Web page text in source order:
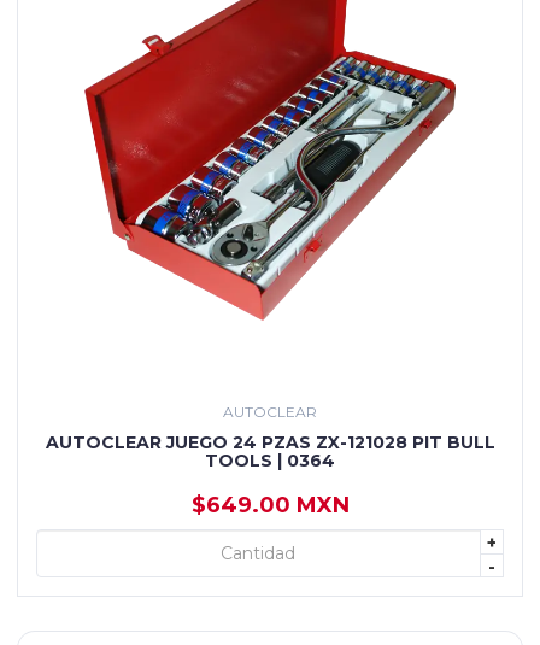
AUTOCLEAR
AUTOCLEAR JUEGO 24 PZAS ZX-121028 PIT BULL
TOOLS | 0364
$649.00 MXN
+
-
+ AGREGAR